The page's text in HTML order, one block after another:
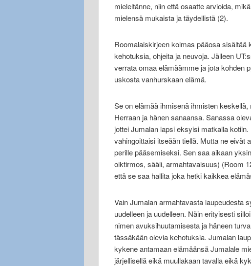
mieleltänne, niin että osaatte arvioida,
mielensä mukaista ja täydellistä (2).
Roomalaiskirjeen kolmas pääosa sisältää
kehotuksia, ohjeita ja neuvoja. Jälleen
verrata omaa elämäämme ja jota kohden
uskosta vanhurskaan elämä.
Se on elämää ihmisenä ihmisten
Herraan ja hänen sanaansa. Sanassa
jottei Jumalan lapsi eksyisi matkalla
vahingoittaisi itseään tiellä. Mutta ne
perille pääsemiseksi. Sen saa aikaan
oiktirmos, sääli, armahtavaisuus) (Room
että se saa hallita joka hetki kaikkea
Vain Jumalan armahtavasta laupeudesta
uudelleen ja uudelleen. Näin erityisesti
nimen avuksihuutamisesta ja häneen
tässäkään olevia kehotuksia. Jumalan
kykene antamaan elämäänsä Jumalale
järjellisellä eikä muullakaan tavalla eikä